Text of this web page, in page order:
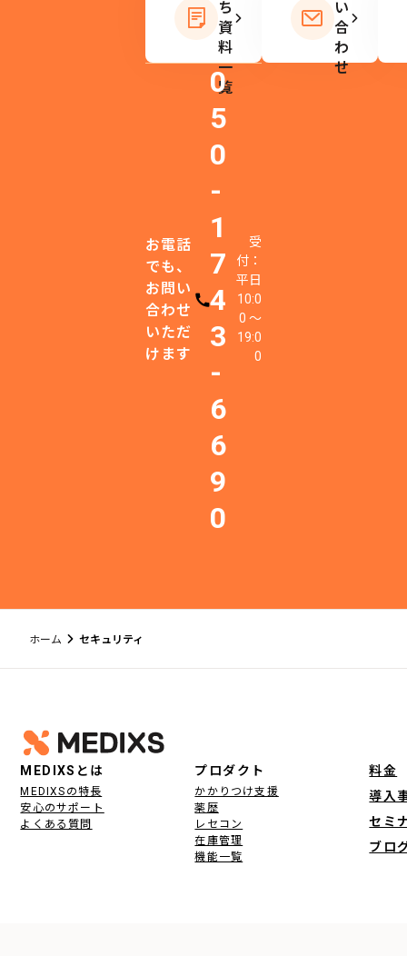
ち
資
料
一
覧
い
合
わ
せ
お電話
でも、
お問い
合わせ
いただ
けます
電話番号
0
5
0
-
1
7
4
3
-
6
6
9
0
受
付：
平日
10:0
0 〜
19:0
0
ホーム セキュリティ
フッター
MEDIXSとは
MEDIXSの特長
安心のサポート
よくある質問
プロダクト
かかりつけ支援
薬歴
レセコン
在庫管理
機能一覧
料金
導入
セミ
ブロ